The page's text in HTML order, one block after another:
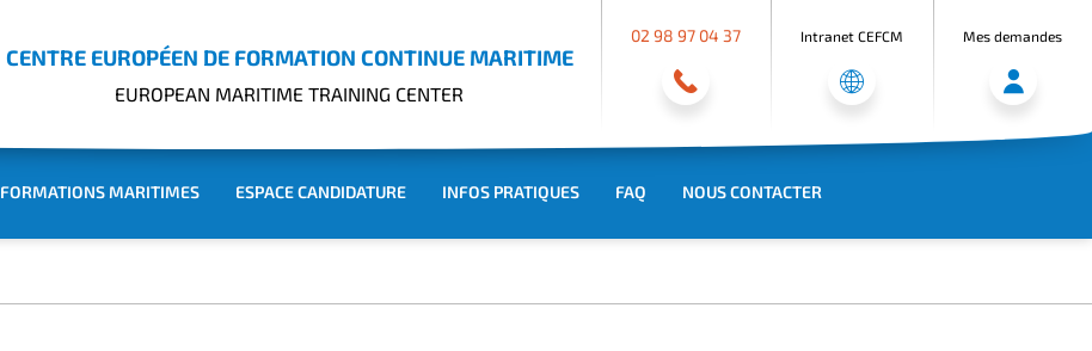
CENTRE EUROPÉEN DE FORMATION CONTINUE MARITIME
EUROPEAN MARITIME TRAINING CENTER
02 98 97 04 37 Intranet CEFCM Mes demandes
FORMATIONS MARITIMES ESPACE CANDIDATURE INFOS PRATIQUES FAQ NOUS CONTACTER